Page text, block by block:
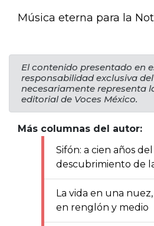
Música eterna para la
El contenido presentado en
responsabilidad exclusiva
necesariamente representa
editorial de Voces México.
Más columnas del autor:
Sifón: a cien años del
descubrimiento de
La vida en una
en renglón y medio